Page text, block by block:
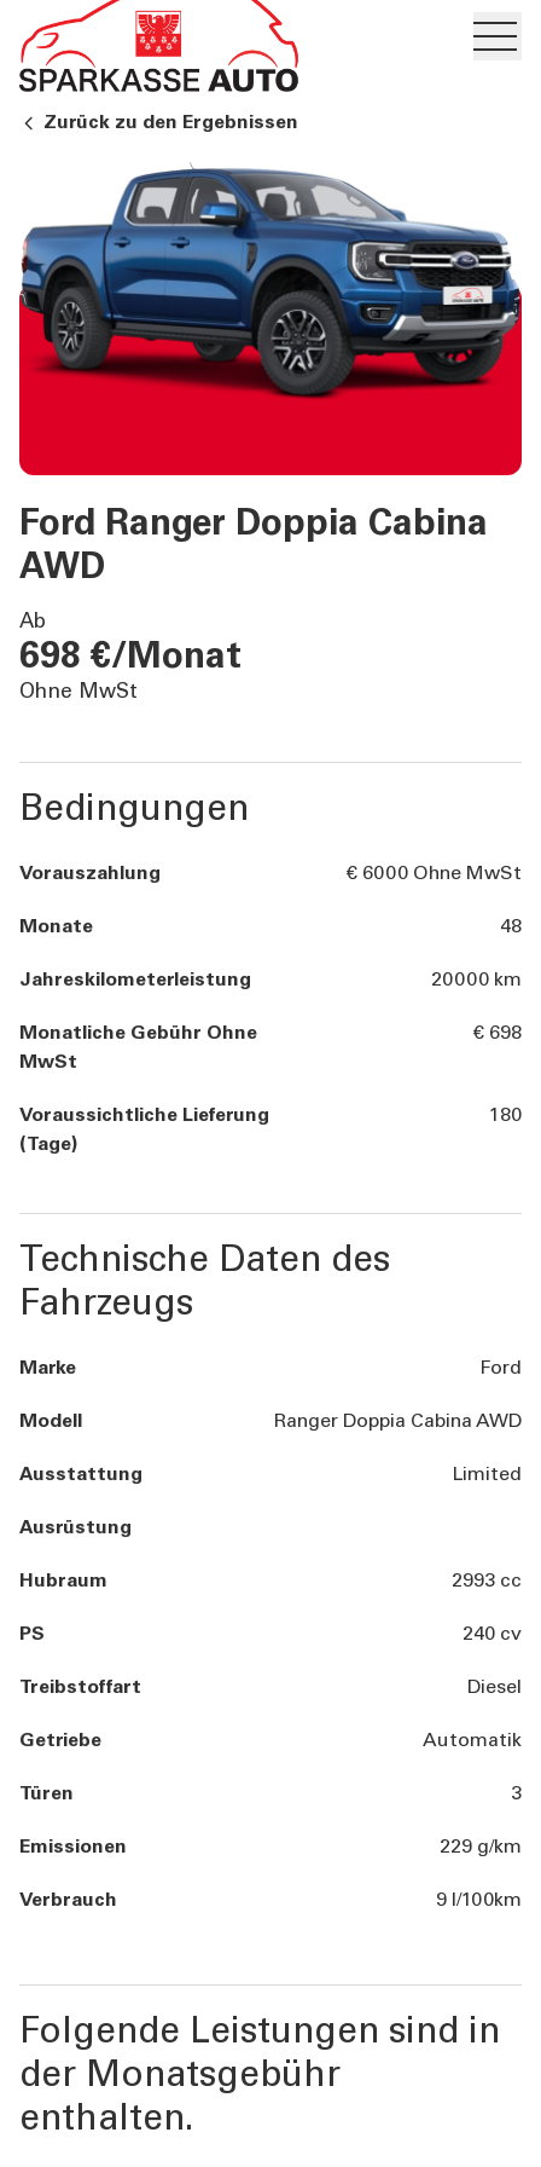
GESCHÄFTSKUNDEN
DIENSTLEISTUNGEN
PRIVATKUNDEN
DIENSTLEISTUNGEN
ÜBER UNS
TOOLS
AKTUELLES
Zurück zu den Ergebnissen
Ford Ranger Doppia Cabina
AWD
Ab
698 €/Monat
Ohne MwSt
Bedingungen
Vorauszahlung € 6000 Ohne MwSt
Monate 48
Jahreskilometerleistung 20000 km
Monatliche Gebühr Ohne
MwSt
€ 698
Voraussichtliche Lieferung
(Tage)
180
Technische Daten des
Fahrzeugs
Marke Ford
Modell Ranger Doppia Cabina AWD
Ausstattung Limited
Ausrüstung
Hubraum 2993 cc
PS 240 cv
Treibstoffart Diesel
Getriebe Automatik
Türen 3
Emissionen 229 g/km
Verbrauch 9 l/100km
Folgende Leistungen sind in
der Monatsgebühr
enthalten.